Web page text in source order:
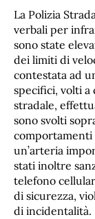
La Polizia
verbali per
sono state
dei limiti di
contestata ad
specifici, volti a
stradale,
sono svolti
comportamenti
un’arteria
stati inoltre
telefono
di sicurezza,
di incidentalità.